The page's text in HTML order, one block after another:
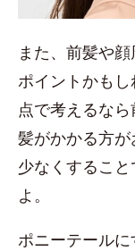
また、前髪や
ポイントかも
点で考えるな
髪がかかる方
少なくするこ
よ。
ポニーテール